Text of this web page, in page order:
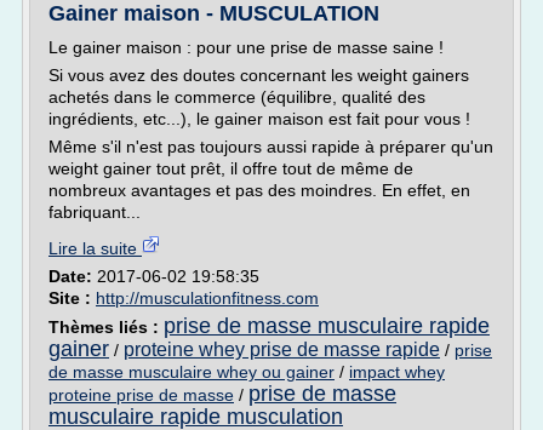
Gainer maison - MUSCULATION
Le gainer maison : pour une prise de masse saine !
Si vous avez des doutes concernant les weight gainers
achetés dans le commerce (équilibre, qualité des
ingrédients, etc...), le gainer maison est fait pour vous !
Même s'il n'est pas toujours aussi rapide à préparer qu'un
weight gainer tout prêt, il offre tout de même de
nombreux avantages et pas des moindres. En effet, en
fabriquant...
Lire la suite
Date: 2017-06-02 19:58:35
Site : http://musculationfitness.com
Thèmes liés : prise de masse musculaire rapide
gainer / proteine whey prise de masse rapide / prise
de masse musculaire whey ou gainer / impact whey
proteine prise de masse / prise de masse
musculaire rapide musculation